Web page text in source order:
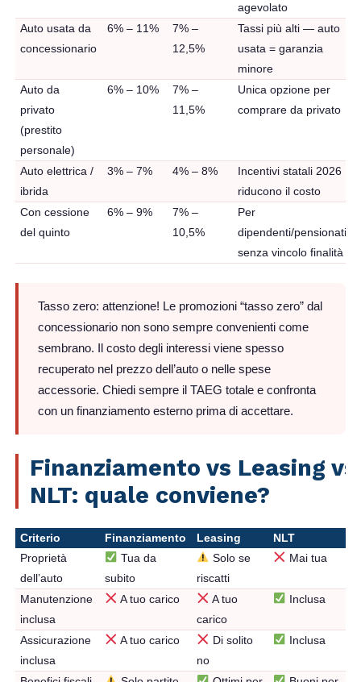
agevolato
Auto usata da
concessionario
6% – 11%
7% –
12,5%
Tassi più alti — auto
usata = garanzia
minore
Auto da
privato
(prestito
personale)
6% – 10%
7% –
11,5%
Unica opzione per
comprare da privato
Auto elettrica /
ibrida
3% – 7% 4% – 8%
Incentivi statali 2026
riducono il costo
Con cessione
del quinto
6% – 9%
7% –
10,5%
Per
dipendenti/pensionati,
senza vincolo finalità
Tasso zero: attenzione! Le promozioni “tasso zero” dal
concessionario non sono sempre convenienti come
sembrano. Il costo degli interessi viene spesso
recuperato nel prezzo dell’auto o nelle spese
accessorie. Chiedi sempre il TAEG totale e confronta
con un finanziamento esterno prima di accettare.
Finanziamento vs Leasing vs
NLT: quale conviene?
Criterio Finanziamento Leasing
NLT
Proprietà
dell’auto
Tua da
subito
Solo se
riscatti
Mai tua
Manutenzione
inclusa
A tuo carico
A tuo
carico
Inclusa
Assicurazione
inclusa
A tuo carico
Di solito
no
Inclusa